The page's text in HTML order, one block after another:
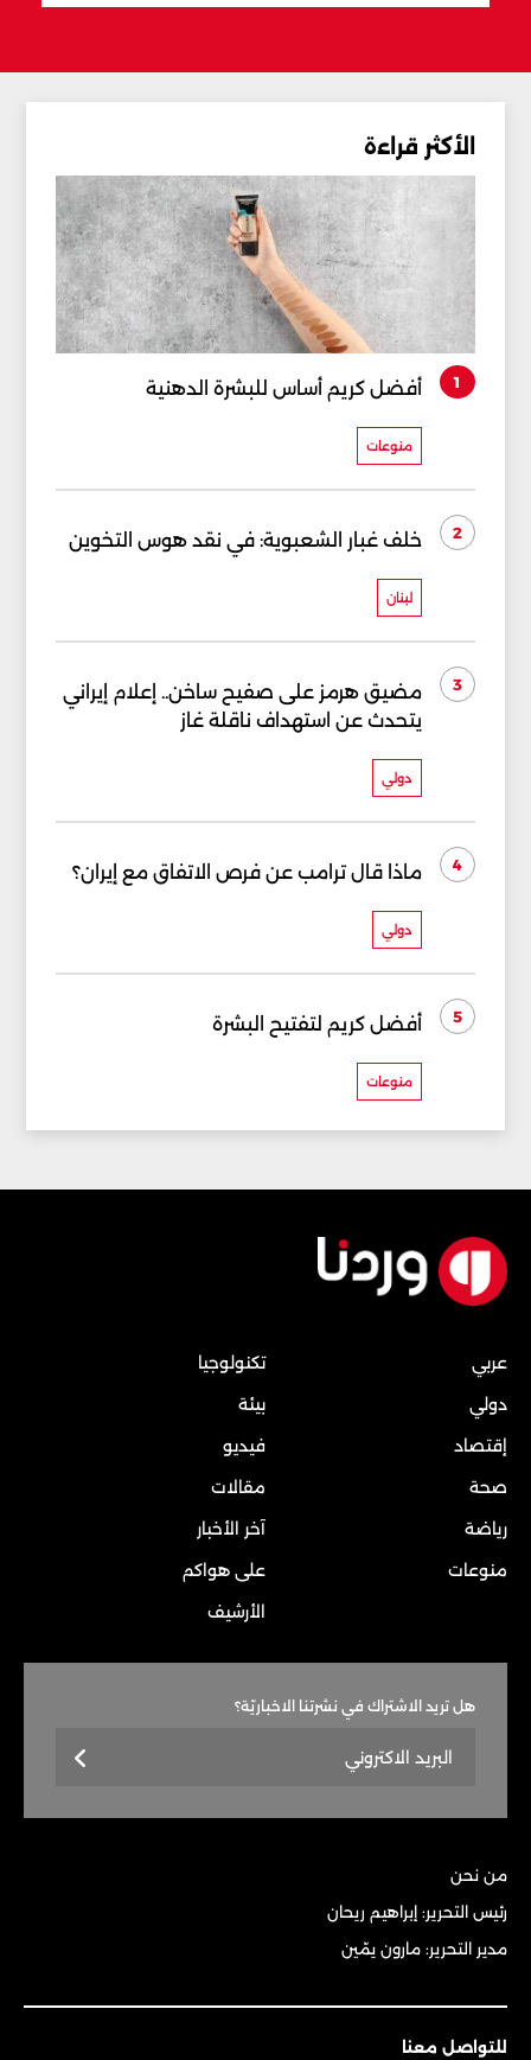
الأكثر قراءة
1 أفضل كريم أساس للبشرة الدهنية
منوعات
2 خلف غبار الشعبوية: في نقد هوس التخوين
لبنان
3
مضيق هرمز على صفيح ساخن.. إعلام إيراني
يتحدث عن استهداف ناقلة غاز
دولي
4 ماذا قال ترامب عن فرص الاتفاق مع إيران؟
دولي
5 أفضل كريم لتفتيح البشرة
منوعات
عربي
دولي
إقتصاد
صحة
رياضة
منوعات
تكنولوجيا
بيئة
فيديو
مقالات
آخر الأخبار
على هواكم
الأرشيف
هل تريد الاشتراك في نشرتنا الاخباريّة؟
من نحن
رئيس التحرير: إبراهيم ريحان
مدير التحرير: مارون يمّين
للتواصل معنا